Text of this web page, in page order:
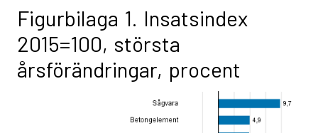
Figurbilaga 1. Insatsindex
2015=100, största
årsförändringar, procent